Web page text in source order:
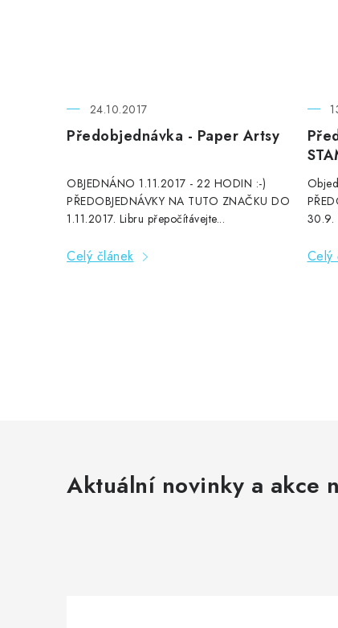
Předobjednávka - Paper Artsy
24.10.2017
OBJEDNÁNO 1.11.2017 - 22 HODIN :-)
PŘEDOBJEDNÁVKY NA TUTO ZNAČKU DO
1.11.2017. Libru přepočítávejte...
Celý článek
30.9.
Celý
d
Aktuální novinky a akce